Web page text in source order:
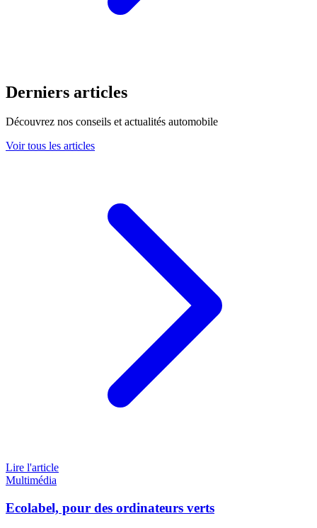
Derniers articles
Découvrez nos conseils et actualités automobile
Voir tous les articles
Lire l'article
Multimédia
Ecolabel, pour des ordinateurs verts